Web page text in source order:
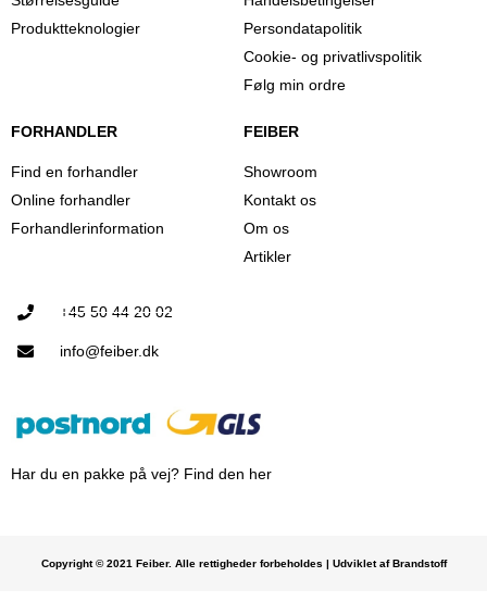
Produktteknologier
Persondatapolitik
Cookie- og privatlivspolitik
Følg min ordre
FORHANDLER
Find en forhandler
Online forhandler
Forhandlerinformation
FEIBER
Showroom
Kontakt os
Om os
Artikler
+45 50 44 20 02
info@feiber.dk
Har du en pakke på vej? Find den her
Copyright © 2021 Feiber. Alle rettigheder forbeholdes | Udviklet af Brandstoff